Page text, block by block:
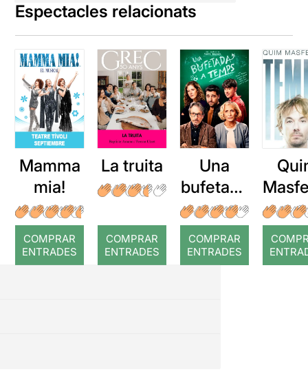
Espectacles relacionats
Mamma
mia!
COMPRAR
ENTRADES
La truita
COMPRAR
ENTRADES
Una
bufetada
a temps
COMPRAR
ENTRADES
r: